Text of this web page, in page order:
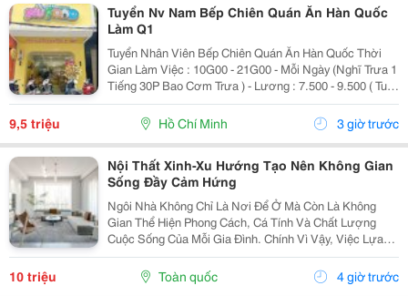
Tuyển Nv Nam Bếp Chiên Quán Ăn Hàn Quốc
Làm Q1
Tuyển Nhân Viên Bếp Chiên Quán Ăn Hàn Quốc Thời
Gian Làm Việc : 10G00 - 21G00 - Mỗi Ngày (Nghĩ Trưa 1
Tiếng 30P Bao Cơm Trưa ) - Lương : 7.500 - 9.500 ( Tuỳ
Theo Năng Lực ) Mô Tả Công Việc: - Bếp Chiên : Sử
Dụng Được Chảo Non Biết Chiên...
9,5 triệu Hồ Chí Minh 3 giờ trước
Nội Thất Xinh-Xu Hướng Tạo Nên Không Gian
Sống Đầy Cảm Hứng
Ngôi Nhà Không Chỉ Là Nơi Để Ở Mà Còn Là Không
Gian Thể Hiện Phong Cách, Cá Tính Và Chất Lượng
Cuộc Sống Của Mỗi Gia Đình. Chính Vì Vậy, Việc Lựa
Chọn Nội Thất Xinh Đang Trở Thành Xu Hướng Được
Nhiều Người Quan Tâm Khi Muốn Biến Không Gian
Sống Trở...
10 triệu Toàn quốc 4 giờ trước